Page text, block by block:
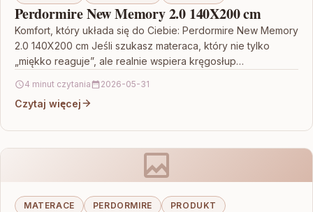
Perdormire New Memory 2.0 140X200 cm
Komfort, który układa się do Ciebie: Perdormire New Memory
2.0 140X200 cm Jeśli szukasz materaca, który nie tylko
„miękko reaguje”, ale realnie wspiera kręgosłup…
4 minut czytania 2026-05-31
Czytaj więcej
MATERACE PERDORMIRE PRODUKT